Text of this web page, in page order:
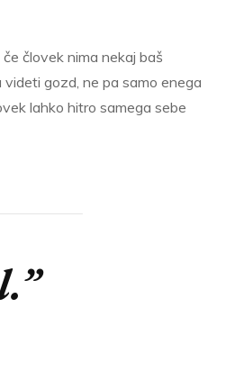
človek nima nekaj baš
gozd, ne pa samo enega
lahko hitro samega sebe